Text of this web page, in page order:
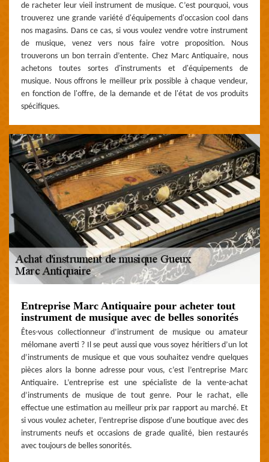
de racheter leur vieil instrument de musique. C’est pourquoi, vous
trouverez une grande variété d'équipements d'occasion cool dans
nos magasins. Dans ce cas, si vous voulez vendre votre instrument
de musique, venez vers nous faire votre proposition. Nous
trouverons un bon terrain d’entente. Chez Marc Antiquaire, nous
achetons toutes sortes d'instruments et d'équipements de
musique. Nous offrons le meilleur prix possible à chaque vendeur,
en fonction de l'offre, de la demande et de l'état de vos produits
spécifiques.
Entreprise Marc Antiquaire pour acheter tout
instrument de musique avec de belles sonorités
Êtes-vous collectionneur d’instrument de musique ou amateur
mélomane averti ? Il se peut aussi que vous soyez héritiers d’un lot
d’instruments de musique et que vous souhaitez vendre quelques
pièces alors la bonne adresse pour vous, c’est l’entreprise Marc
Antiquaire. L’entreprise est une spécialiste de la vente-achat
d’instruments de musique de tout genre. Pour le rachat, elle
effectue une estimation au meilleur prix par rapport au marché. Et
si vous voulez acheter, l’entreprise dispose d'une boutique avec des
instruments neufs et occasions de grade qualité, bien restaurés
avec toujours de belles sonorités.